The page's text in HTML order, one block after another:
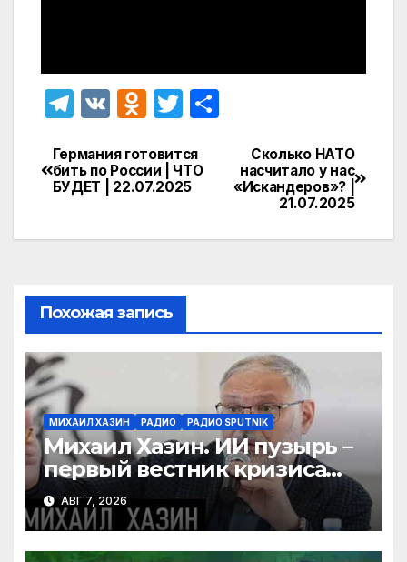
T
e
gr
m
V
O
n
o
a
s
ni
T
itt
er
р
в
ь
Навигация
по
записям
Сколько НАТО
насчитало у нас
«Искандеров»? |
21.07.2025
Германия готовится
бить по России | ЧТО
БУДЕТ | 22.07.2025
Похожая запись
МИХАИЛ ХАЗИН РАДИО РАДИО SPUTNIK
Михаил Хазин. ИИ пузырь –
первый вестник кризиса
или миф?
АВГ 7, 2026